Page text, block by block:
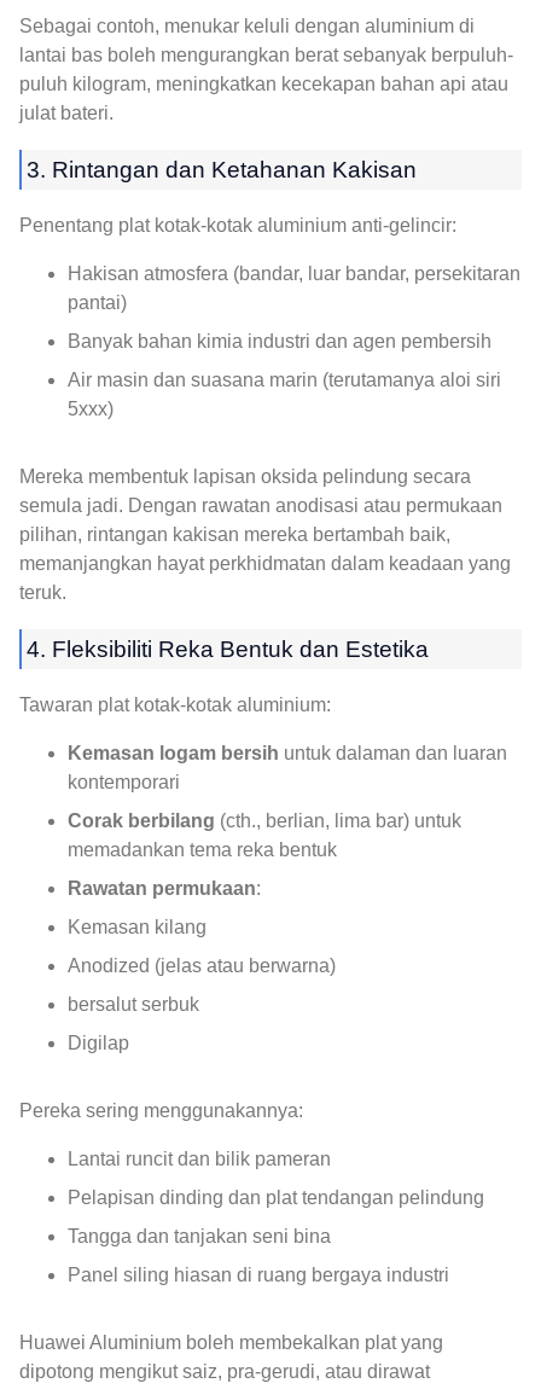
Sebagai contoh, menukar keluli dengan aluminium di
lantai bas boleh mengurangkan berat sebanyak berpuluh-
puluh kilogram, meningkatkan kecekapan bahan api atau
julat bateri.
3. Rintangan dan Ketahanan Kakisan
Penentang plat kotak-kotak aluminium anti-gelincir:
Hakisan atmosfera (bandar, luar bandar, persekitaran
pantai)
Banyak bahan kimia industri dan agen pembersih
Air masin dan suasana marin (terutamanya aloi siri
5xxx)
Mereka membentuk lapisan oksida pelindung secara
semula jadi. Dengan rawatan anodisasi atau permukaan
pilihan, rintangan kakisan mereka bertambah baik,
memanjangkan hayat perkhidmatan dalam keadaan yang
teruk.
4. Fleksibiliti Reka Bentuk dan Estetika
Tawaran plat kotak-kotak aluminium:
Kemasan logam bersih untuk dalaman dan luaran
kontemporari
Corak berbilang (cth., berlian, lima bar) untuk
memadankan tema reka bentuk
Rawatan permukaan:
Kemasan kilang
Anodized (jelas atau berwarna)
bersalut serbuk
Digilap
Pereka sering menggunakannya:
Lantai runcit dan bilik pameran
Pelapisan dinding dan plat tendangan pelindung
Tangga dan tanjakan seni bina
Panel siling hiasan di ruang bergaya industri
Huawei Aluminium boleh membekalkan plat yang
dipotong mengikut saiz, pra-gerudi, atau dirawat